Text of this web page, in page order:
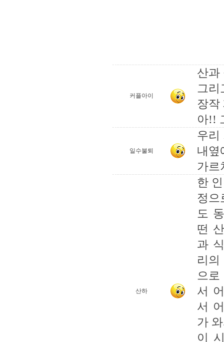
커플아이
산과
그리
장작
아!!
일수불퇴
우리
내옆
가르
산하
한
정으
도
떤
과
리의
으로
서
서
가
이